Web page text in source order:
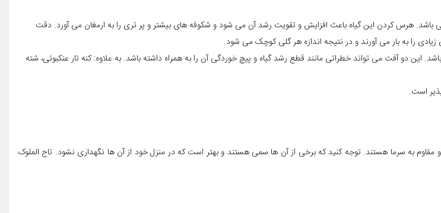
هرس کردن این گیاه باعث افزایش و تقویت رشد آن می شود و شکوفه های بیشتر و پر تری را به ارمغان می آورد. دقت
را به بار می آورند و در نتیجه اندازه هر گلی کوچک می شود.
دو آفت می تواند خطراتی مانند قطع رشد گیاه و پیچ خوردگی آن را به همراه داشته باشد. به علاوه: کنه تار عنکبوتی، شته
است.
باشد. این گیاه دارای 70 گونه است که همگی چند ساله و مقاوم به سرما هستند. توجه کنید که برخی از آن ها سمی هستند و بهتر است که در منزل خود از آن ها نگهداری نشود. تاج الملوک